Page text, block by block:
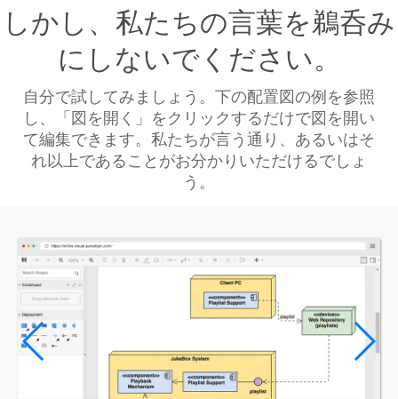
しかし、私たちの言葉を鵜呑み
にしないでください。
自分で試してみましょう。下の配置図の例を参照
し、「図を開く」をクリックするだけで図を開い
て編集できます。私たちが言う通り、あるいはそ
れ以上であることがお分かりいただけるでしょ
う。